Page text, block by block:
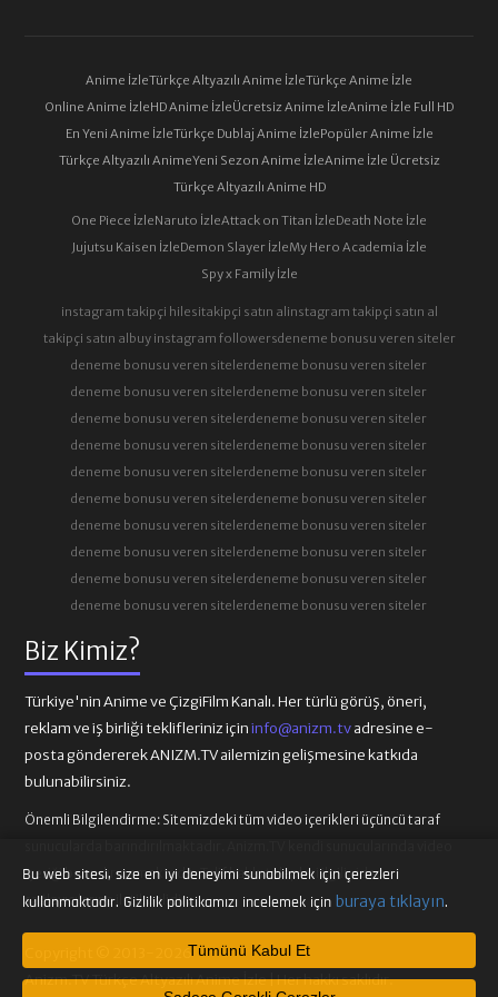
71. BÖLÜM 72. BÖLÜM
73. BÖLÜM 74. BÖLÜM
77. BÖLÜM 78. BÖLÜM
79. BÖLÜM 80. BÖLÜM
81. BÖLÜM 82. BÖLÜM
83. BÖLÜM 84. BÖLÜM
85. BÖLÜM 86. BÖLÜM
87. BÖLÜM
91. BÖLÜM 92. BÖLÜM
Biz Kimiz?
Türkiye'nin Anime ve ÇizgiFilm Kanalı. Her türlü görüş, öneri,
reklam ve iş birliği teklifleriniz içininfo@anizm.tvadresine e-
posta göndererek ANIZM.TV ailemizin gelişmesine katkıda
bulunabilirsiniz.
Önemli Bilgilendirme: Sitemizdeki tüm video içerikleri üçüncü taraf
içeriği barındırmamaktadır. Telif hakkı talepleri ilgili video
sağlayıcılarına iletilmelidir.
Copyright © 2013-2026
Anizm.TV Türkçe Altyazılı Anime İzle | Her hakkı saklıdır.
Anime İzleTürkçe Altyazılı Anime İzleTürkçe Anime İzle
Online Anime İzleHD Anime İzleÜcretsiz Anime İzleAnime İzle Full HD
En Yeni Anime İzleTürkçe Dublaj Anime İzlePopüler Anime İzle
Türkçe Altyazılı AnimeYeni Sezon Anime İzleAnime İzle Ücretsiz
Türkçe Altyazılı Anime HD
One Piece İzleNaruto İzleAttack on Titan İzleDeath Note İzle
Jujutsu Kaisen İzleDemon Slayer İzleMy Hero Academia İzle
Spy x Family İzle
instagram takipçi hilesitakipçi satın alinstagram takipçi satın al
takipçi satın albuy instagram followersdeneme bonusu veren siteler
deneme bonusu veren sitelerdeneme bonusu veren siteler
deneme bonusu veren sitelerdeneme bonusu veren siteler
deneme bonusu veren sitelerdeneme bonusu veren siteler
deneme bonusu veren sitelerdeneme bonusu veren siteler
deneme bonusu veren sitelerdeneme bonusu veren siteler
deneme bonusu veren sitelerdeneme bonusu veren siteler
deneme bonusu veren sitelerdeneme bonusu veren siteler
deneme bonusu veren sitelerdeneme bonusu veren siteler
deneme bonusu veren sitelerdeneme bonusu veren siteler
deneme bonusu veren sitelerdeneme bonusu veren siteler
Bu web sitesi, size en iyi deneyimi sunabilmek için çerezleri
kullanmaktadır. Gizlilik politikamızı incelemek için buraya tıklayın.
Tümünü Kabul Et